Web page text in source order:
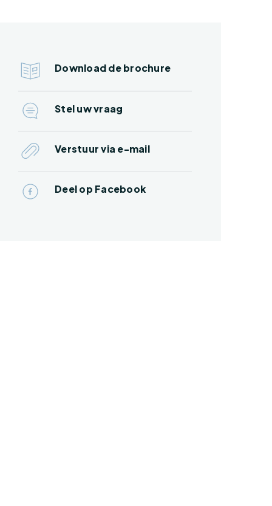
Download de brochure
Stel uw vraag
Verstuur via e-mail
Deel op Facebook